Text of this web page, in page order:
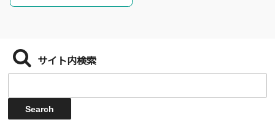
サイト内検索